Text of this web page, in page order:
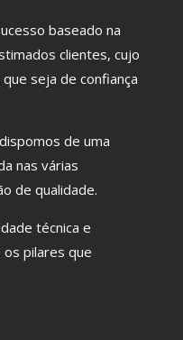
baseado na
clientes, cujo
seja de confiança
de uma
nas várias
de qualidade.
técnica e
pilares que